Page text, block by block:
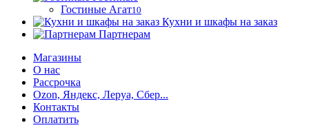
Гостиные Агат10
Кухни и шкафы на заказ
Партнерам
Магазины
О нас
Рассрочка
Ozon, Яндекс, Леруа, Сбер...
Контакты
Оплатить